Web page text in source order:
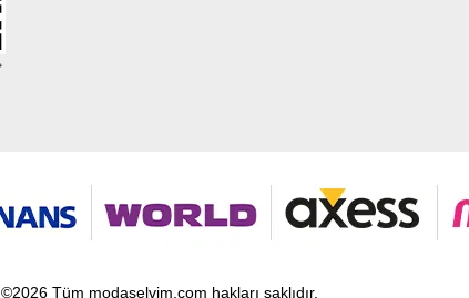
©2026 Tüm modaselvim.com hakları saklıdır.